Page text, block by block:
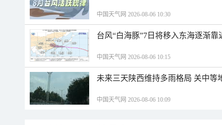
中国天气网 2026-08-06 10:30
台风“白海豚”7日将移入东海逐渐
中国天气网 2026-08-06 10:15
未来三天陕西维持多雨格局 关中等
中国天气网 2026-08-06 10:09